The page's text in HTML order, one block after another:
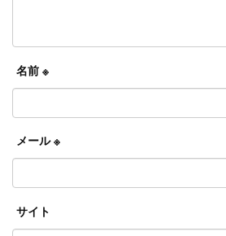
名前 ※
メール※
サイト